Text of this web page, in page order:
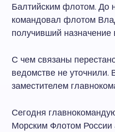
Балтийским флотом. До
командовал флотом
получивший
С чем связаны
ведомстве не уточнили.
заместителем
Сегодня
Морским Флотом